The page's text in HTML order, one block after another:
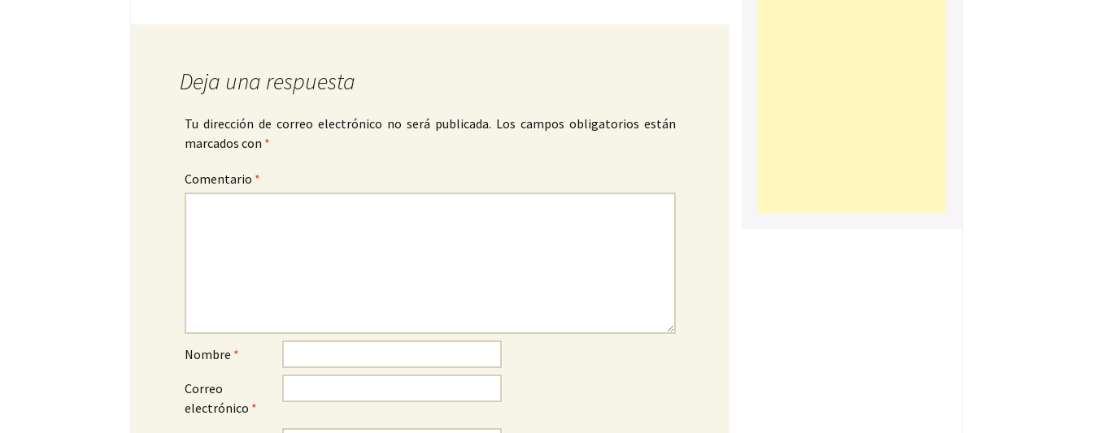
Deja una respuesta
Tu dirección de correo electrónico no será publicada. Los campos obligatorios están
marcados con *
Comentario *
Nombre *
Correo
electrónico *